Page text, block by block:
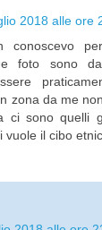
2018 alle ore
conoscevo
foto sono
zona da me
ci sono quelli
vuole il cibo